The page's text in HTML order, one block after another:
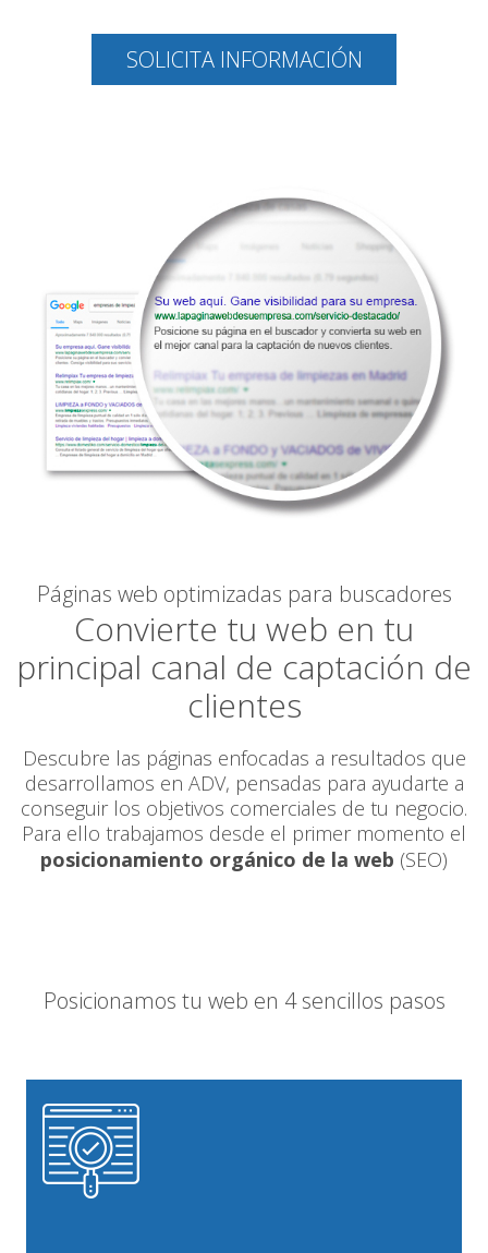
SOLICITA INFORMACIÓN
Páginas web optimizadas para buscadores
Convierte tu web en tu
principal canal de captación de
clientes
Descubre las páginas enfocadas a resultados que
desarrollamos en ADV, pensadas para ayudarte a
conseguir los objetivos comerciales de tu negocio.
Para ello trabajamos desde el primer momento el
posicionamiento orgánico de la web (SEO)
Posicionamos tu web en 4 sencillos pasos